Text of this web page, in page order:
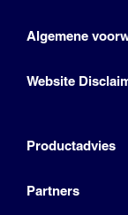
Algemene
Website
Productadvies
Partners